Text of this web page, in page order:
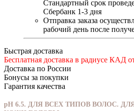
Стандартный срок
Сбербанк 1-3 дня
Отправка заказа
рабочий день после
Быстрая доставка
Бесплатная доставка в радиусе КАД
Доставка по России
Бонусы за покупки
Гарантия качества
pH 6.5. ДЛЯ ВСЕХ ТИПОВ ВОЛОС.